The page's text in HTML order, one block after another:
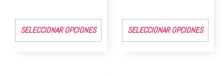
SELECCIONAR OPCIONES SELECCIONAR OPCIONES